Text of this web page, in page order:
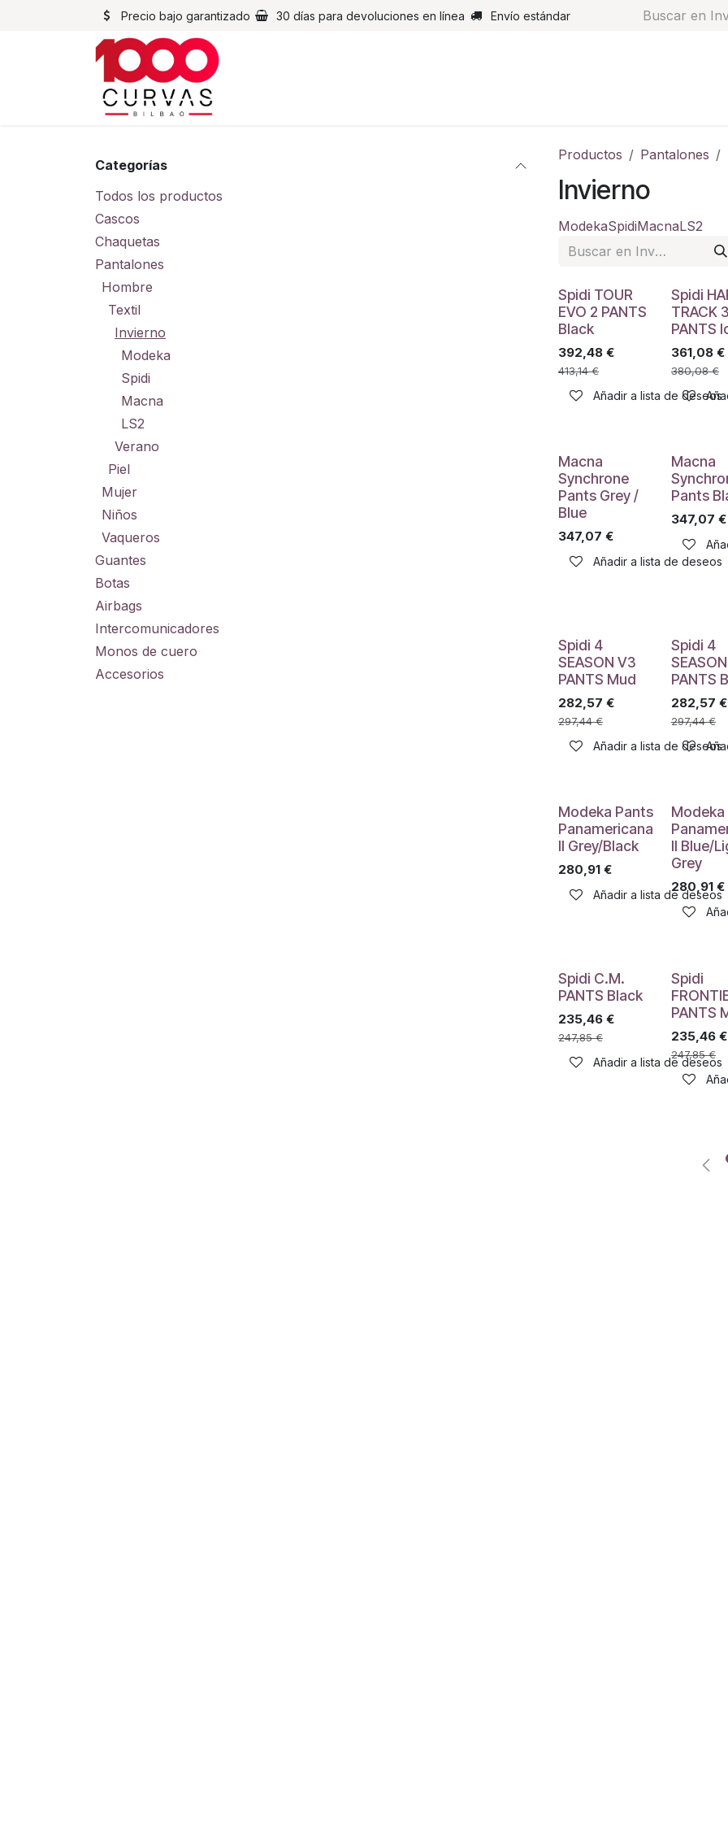
Precio bajo garantizado 30 días para devoluciones en línea Envío estándar
Categorías
Todos los productos
Cascos
Chaquetas
Pantalones
Hombre
Textil
Invierno
Modeka
Spidi
Macna
LS2
Verano
Piel
Mujer
Niños
Vaqueros
Guantes
Botas
Airbags
Intercomunicadores
Monos de cuero
Accesorios
Productos Pantalones
Invierno
ModekaSpidiMacnaLS2
Spidi TOUR
EVO 2 PANTS
Black
392,48 €
413,14€
Añadir a lista de deseos
Spidi
TRACK 3
PANTS
361,08€
380,08€
Macna
Synchrone
Pants Grey /
Blue
347,07 €
Añadir a lista de deseos
Macna
Pants
347,07 €
Spidi 4
SEASON V3
PANTS Mud
282,57 €
297,44€
Añadir a lista de deseos
Spidi 4
PANTS
282,57 €
297,44€
Modeka Pants
Panamericana
II Grey/Black
280,91 €
Añadir a lista de deseos
II Blue/
Grey
280,91€
Spidi C.M.
PANTS Black
235,46 €
247,85€
Añadir a lista de deseos
Spidi
PANTS
235,46€
247,85€